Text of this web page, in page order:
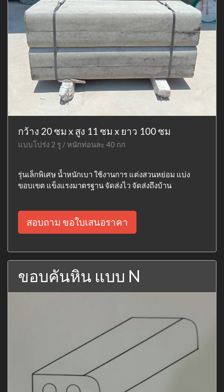
กว้าง 20 ซม x สูง 11 ซม x ยาว 100 ซม
แบบโปร่ง 2 รู / หนักท่อนละ 40 กก
รุ่นเล็กพิเศษ น้ำหนักเบา ใช้งานการ แต่งสวนหย่อม แบ่ง
ขอบเขต แข็งแรงมาตรฐาน จัดส่งไว จัดส่งถึงบ้าน
สอบถาม ขอใบเสนอราคา
ขอบคันหิน แบบ N